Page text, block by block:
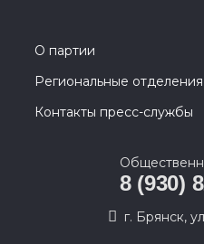
О партии
Региональные отделения
Контакты пресс-службы
8 (930)
г. Брянск,